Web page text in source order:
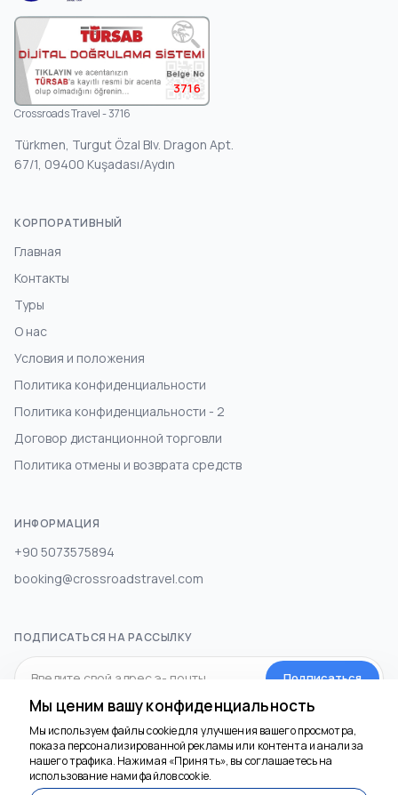
3716
Crossroads Travel - 3716
Türkmen, Turgut Özal Blv. Dragon Apt.
67/1, 09400 Kuşadası/Aydın
КОРПОРАТИВНЫЙ
Главная
Контакты
Туры
О нас
Условия и положения
Политика конфиденциальности
Политика конфиденциальности - 2
Договор дистанционной торговли
Политика отмены и возврата средств
ИНФОРМАЦИЯ
+90 5073575894
booking@crossroadstravel.com
ПОДПИСАТЬСЯ НА РАССЫЛКУ
Подписаться
СОЦИАЛЬНЫЕ МЕДИА
Мы ценим вашу конфиденциальность
Мы используем файлы cookie для улучшения вашего просмотра,
показа персонализированной рекламы или контента и анализа
нашего трафика. Нажимая «Принять», вы соглашаетесь на
использование нами файлов cookie.